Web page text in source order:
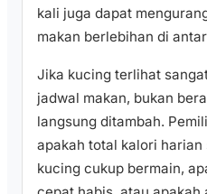
kali juga dapat
makan berlebihan di
Jika kucing terlihat
jadwal makan, bukan
langsung ditambah.
apakah total kalori harian
kucing cukup bermain,